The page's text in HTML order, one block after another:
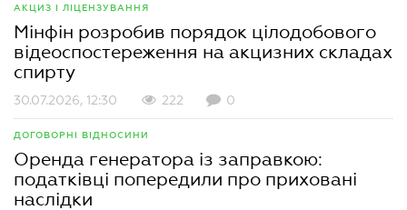
АКЦИЗ І ЛІЦЕНЗУВАННЯ
Мінфін розробив порядок цілодобового
відеоспостереження на акцизних складах
спирту
30.07.2026, 12:30 222 0
ДОГОВОРНІ ВІДНОСИНИ
Оренда генератора із заправкою:
податківці попередили про приховані
наслідки